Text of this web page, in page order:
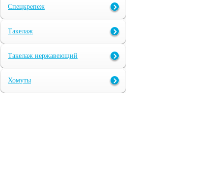
Спецкрепеж
Такелаж
Такелаж нержавеющий
Хомуты